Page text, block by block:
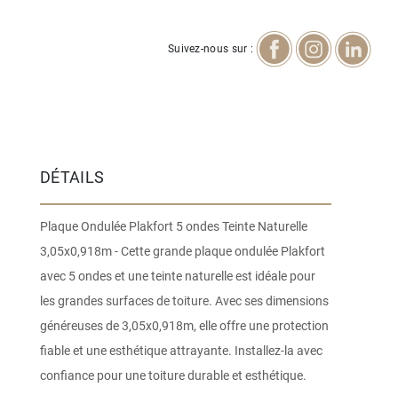
Suivez-nous sur :
DÉTAILS
Plaque Ondulée Plakfort 5 ondes Teinte Naturelle
3,05x0,918m - Cette grande plaque ondulée Plakfort
avec 5 ondes et une teinte naturelle est idéale pour
les grandes surfaces de toiture. Avec ses dimensions
généreuses de 3,05x0,918m, elle offre une protection
fiable et une esthétique attrayante. Installez-la avec
confiance pour une toiture durable et esthétique.